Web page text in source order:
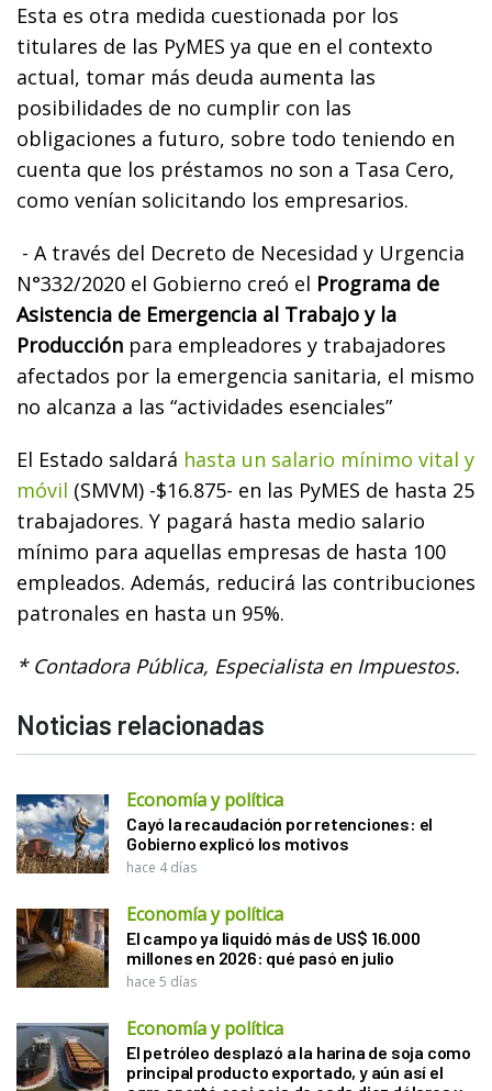
Esta es otra medida cuestionada por los
titulares de las PyMES ya que en el contexto
actual, tomar más deuda aumenta las
posibilidades de no cumplir con las
obligaciones a futuro, sobre todo teniendo en
cuenta que los préstamos no son a Tasa Cero,
como venían solicitando los empresarios.
- A través del Decreto de Necesidad y Urgencia
N°332/2020 el Gobierno creó el Programa de
Asistencia de Emergencia al Trabajo y la
Producción para empleadores y trabajadores
afectados por la emergencia sanitaria, el mismo
no alcanza a las “actividades esenciales”
El Estado saldará hasta un salario mínimo vital y
móvil (SMVM) -$16.875- en las PyMES de hasta 25
trabajadores. Y pagará hasta medio salario
mínimo para aquellas empresas de hasta 100
empleados. Además, reducirá las contribuciones
patronales en hasta un 95%.
* Contadora Pública, Especialista en Impuestos.
Noticias relacionadas
Economía y política
Cayó la recaudación por retenciones: el
Gobierno explicó los motivos
hace 4 días
Economía y política
El campo ya liquidó más de US$ 16.000
millones en 2026: qué pasó en julio
hace 5 días
Economía y política
El petróleo desplazó a la harina de soja como
principal producto exportado, y aún así el